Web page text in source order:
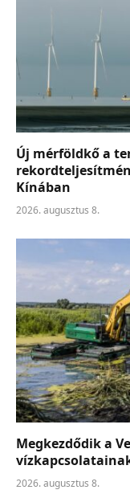
Új mérföldkő a
Kínában
2026. augusztus 8.
Megkezdődik a
2026. augusztus 8.